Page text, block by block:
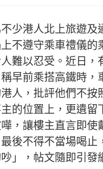
少港人北上旅遊及
不遵守乘車禮儀的
難以忍受。近日，
早前乘搭高鐵時，
人，批評他們不按
的位置上，更遺留
，讓樓主直言即使
後不得不當場喝止
」，帖文隨即引發